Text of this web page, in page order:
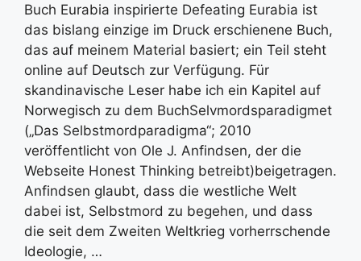
Buch Eurabia inspirierte Defeating Eurabia ist
das bislang einzige im Druck erschienene Buch,
das auf meinem Material basiert; ein Teil steht
online auf Deutsch zur Verfügung. Für
skandinavische Leser habe ich ein Kapitel auf
Norwegisch zu dem BuchSelvmordsparadigmet
(„Das Selbstmordparadigma“; 2010
veröffentlicht von Ole J. Anfindsen, der die
Webseite Honest Thinking betreibt)beigetragen.
Anfindsen glaubt, dass die westliche Welt
dabei ist, Selbstmord zu begehen, und dass
die seit dem Zweiten Weltkrieg vorherrschende
Ideologie, …